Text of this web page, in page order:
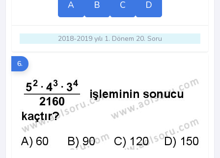
A B C D
2018-2019 yılı 1. Dönem 20. Soru
6.